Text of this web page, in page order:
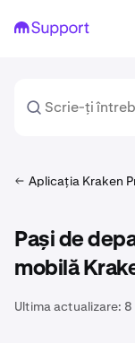
Aplicația Kraken
Pași de
mobilă
Ultima actualizare: